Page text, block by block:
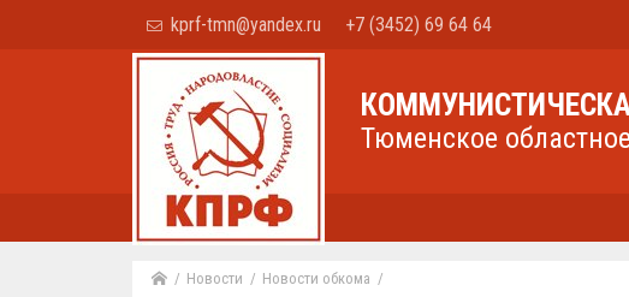
kprf-tmn@yandex.ru +7 (3452) 69 64 64
Тюменское
Новости
Новости обкома